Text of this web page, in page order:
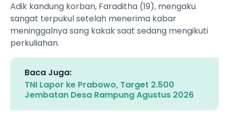
Adik kandung korban, Faraditha (19), mengaku
sangat terpukul setelah menerima kabar
meninggalnya sang kakak saat sedang mengikuti
perkuliahan.
Baca Juga:
TNI Lapor ke Prabowo, Target 2.500
Jembatan Desa Rampung Agustus 2026